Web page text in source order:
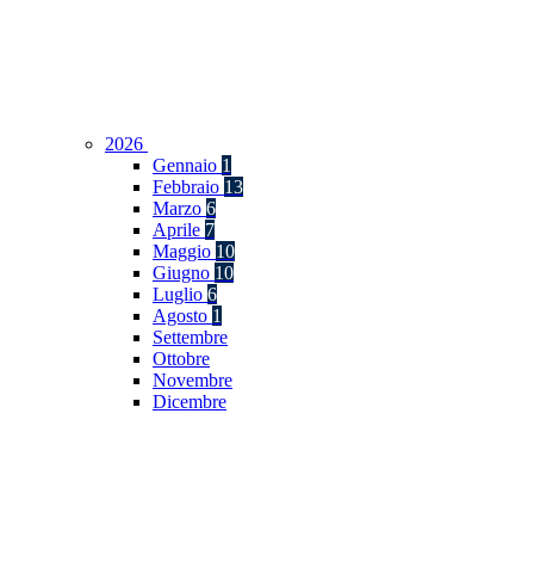
2026
Gennaio 1
Febbraio 13
Marzo 6
Aprile 7
Maggio 10
Giugno 10
Luglio 6
Agosto 1
Settembre
Ottobre
Novembre
Dicembre